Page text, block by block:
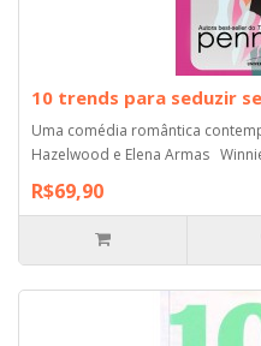
10 trends para seduzir
Uma comédia romântica
Hazelwood e Elena Armas
R$69,90